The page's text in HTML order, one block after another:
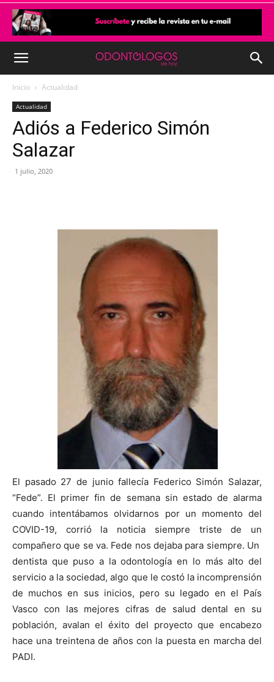
Inicio Actualidad
Actualidad
Adiós a Federico Simón
Salazar
1 julio, 2020
El pasado 27 de junio fallecía Federico Simón Salazar,
“Fede”. El primer fin de semana sin estado de alarma
cuando intentábamos olvidarnos por un momento del
COVID-19, corrió la noticia siempre triste de un
compañero que se va. Fede nos dejaba para siempre. Un
dentista que puso a la odontología en lo más alto del
servicio a la sociedad, algo que le costó la incomprensión
de muchos en sus inicios, pero su legado en el País
Vasco con las mejores cifras de salud dental en su
población, avalan el éxito del proyecto que encabezo
hace una treintena de años con la puesta en marcha del
PADI.